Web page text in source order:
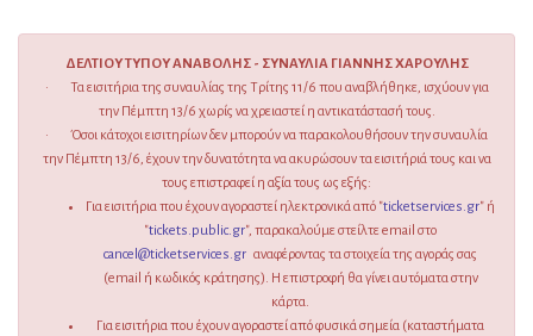
ΔΕΛΤΙΟΥ ΤΥΠΟΥ ΑΝΑΒΟΛΗΣ - ΣΥΝΑΥΛΙΑ ΓΙΑΝΝΗΣ ΧΑΡΟΥΛΗΣ
· Τα εισιτήρια της συναυλίας της Τρίτης 11/6 που αναβλήθηκε, ισχύουν για
την Πέμπτη 13/6 χωρίς να χρειαστεί η αντικατάστασή τους.
· Όσοι κάτοχοι εισιτηρίων δεν μπορούν να παρακολουθήσουν την συναυλία
την Πέμπτη 13/6, έχουν την δυνατότητα να ακυρώσουν τα εισιτήριά τους και να
τους επιστραφεί η αξία τους ως εξής:
Για εισιτήρια που έχουν αγοραστεί ηλεκτρονικά από "ticketservices.gr" ή
"tickets.public.gr", παρακαλούμε στείλτε email στο
cancel@ticketservices.gr αναφέροντας τα στοιχεία της αγοράς σας
(email ή κωδικός κράτησης). Η επιστροφή θα γίνει αυτόματα στην
κάρτα.
Για εισιτήρια που έχουν αγοραστεί από φυσικά σημεία (καταστήματα